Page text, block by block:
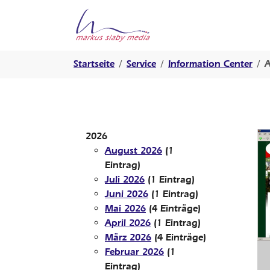
Springe zur Hauptnavigation
Springe zum Hauptinhalt
Springe zur Fußzeile der Seite
Startseite Service Information Center
2026
August 2026 (1
Eintrag)
Juli 2026 (1 Eintrag)
Juni 2026 (1 Eintrag)
Mai 2026 (4 Einträge)
April 2026 (1 Eintrag)
März 2026 (4 Einträge)
Februar 2026 (1
Eintrag)